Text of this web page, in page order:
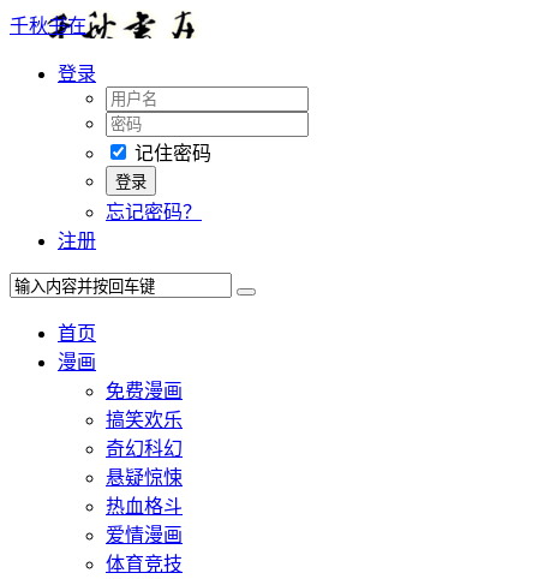
千秋书在
登录
记住密码
忘记密码？
注册
首页
漫画
免费漫画
搞笑欢乐
奇幻科幻
悬疑惊悚
热血格斗
爱情漫画
体育竞技